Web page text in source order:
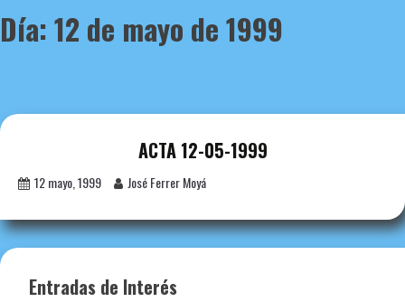
Día:12 de mayo de 1999
ACTA 12-05-1999
12 mayo, 1999 José Ferrer Moyá
Entradas de Interés